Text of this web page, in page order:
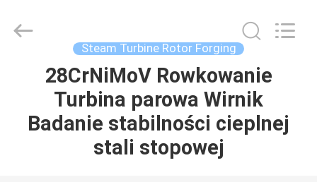
PRODUKTY
ENERGY
EQUIPMENT
Steam Turbine Rotor Forging
28CrNiMoV Rowkowanie
Turbina parowa Wirnik
Badanie stabilności cieplnej
stali stopowej